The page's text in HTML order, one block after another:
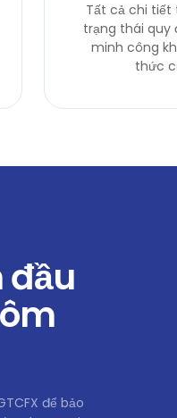
Tất cả chi tiết
trạng thái quy
minh công
thức
đầu
để bảo